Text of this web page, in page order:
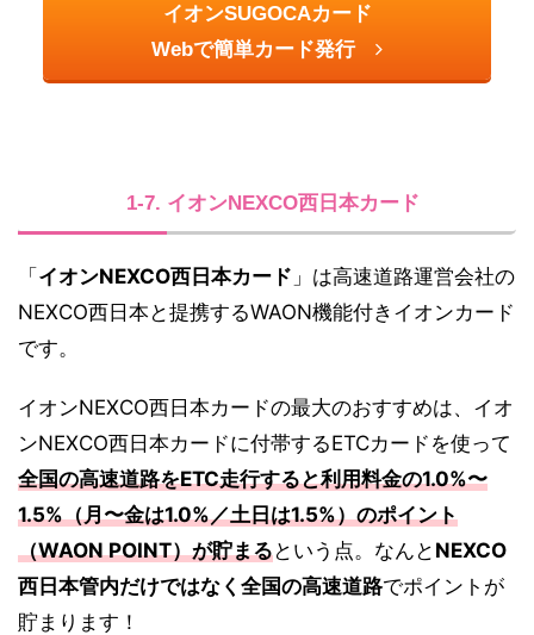
イオンSUGOCAカード
Webで簡単カード発行
1-7. イオンNEXCO西日本カード
「イオンNEXCO西日本カード 」は高速道路運営会社の
NEXCO西日本と提携するWAON機能付きイオンカード
です。
イオンNEXCO西日本カードの最大のおすすめは、イオ
ンNEXCO西日本カードに付帯するETCカードを使って
全国の高速道路をETC走行すると利用料金の1.0%〜
1.5%（月〜金は1.0%／土日は1.5%）のポイント
（WAON POINT）が貯まるという点。なんと NEXCO
西日本管内だけではなく全国の高速道路でポイントが
貯まります！